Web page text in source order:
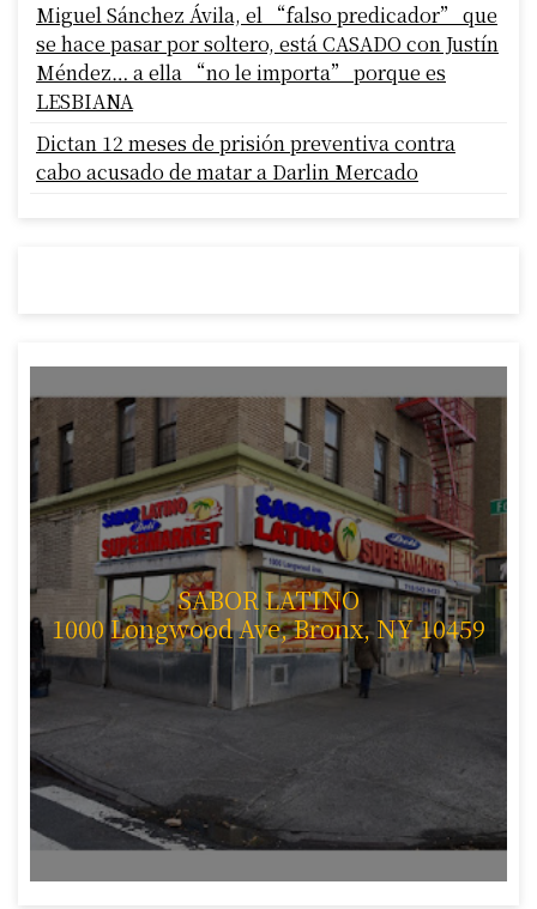
Miguel Sánchez Ávila, el “falso predicador” que
se hace pasar por soltero, está CASADO con Justín
Méndez… a ella “no le importa” porque es
LESBIANA
Dictan 12 meses de prisión preventiva contra
cabo acusado de matar a Darlin Mercado
SABOR LATINO
1000 Longwood Ave, Bronx, NY 10459